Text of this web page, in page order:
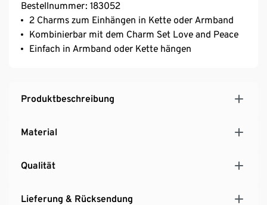
Bestellnummer: 183052
2 Charms zum Einhängen in Kette oder Armband
Kombinierbar mit dem Charm Set Love and Peace
Einfach in Armband oder Kette hängen
Produktbeschreibung
Material
Qualität
Lieferung & Rücksendung